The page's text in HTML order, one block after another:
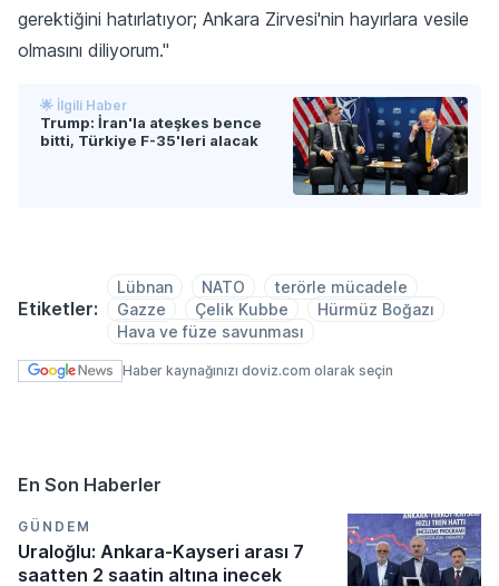
gerektiğini hatırlatıyor; Ankara Zirvesi'nin hayırlara vesile
olmasını diliyorum."
🌟 İlgili Haber
Trump: İran'la ateşkes bence
bitti, Türkiye F-35'leri alacak
Etiketler:
Lübnan NATO
terörle mücadele
Gazze
Çelik Kubbe
Hürmüz Boğazı
Hava ve füze savunması
Haber kaynağınızı doviz.com olarak seçin
En Son Haberler
GÜNDEM
Uraloğlu: Ankara-Kayseri arası 7
saatten 2 saatin altına inecek